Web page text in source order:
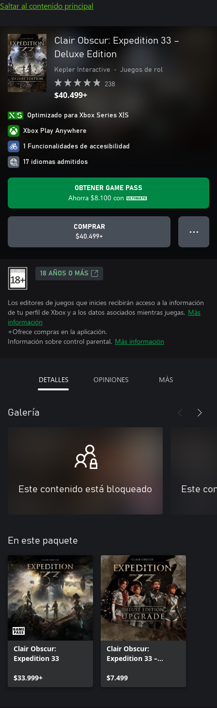
Saltar al contenido principal
Clair Obscur: Expedition 33 –
Deluxe Edition
Kepler Interactive • Juegos de rol
238
$40.499+
Optimizado para Xbox Series X|S
Xbox Play Anywhere
1 Funcionalidades de accesibilidad
17 idiomas admitidos
OBTENER GAME PASS
Ahorra $8.100 con
COMPRAR
$40.499+
● ● ●
18 AÑOS O MÁS
Los editores de juegos que inicies recibirán acceso a la información
de tu perfil de Xbox y a los datos asociados mientras juegas. Más
información
+Ofrece compras en la aplicación.
Información sobre control parental. Más información
DETALLES OPINIONES MÁS
Galería
Este contenido está bloqueado Este
En este paquete
Clair Obscur:
Expedition 33
$33.999+
Clair Obscur:
Expedition 33 –
Upgrade
$7.499